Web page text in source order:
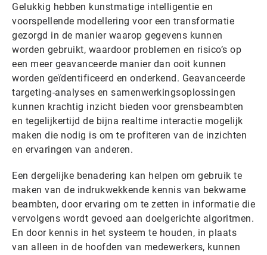
Gelukkig hebben kunstmatige intelligentie en
voorspellende modellering voor een transformatie
gezorgd in de manier waarop gegevens kunnen
worden gebruikt, waardoor problemen en risico’s op
een meer geavanceerde manier dan ooit kunnen
worden geïdentificeerd en onderkend. Geavanceerde
targeting-analyses en samenwerkingsoplossingen
kunnen krachtig inzicht bieden voor grensbeambten
en tegelijkertijd de bijna realtime interactie mogelijk
maken die nodig is om te profiteren van de inzichten
en ervaringen van anderen.
Een dergelijke benadering kan helpen om gebruik te
maken van de indrukwekkende kennis van bekwame
beambten, door ervaring om te zetten in informatie die
vervolgens wordt gevoed aan doelgerichte algoritmen.
En door kennis in het systeem te houden, in plaats
van alleen in de hoofden van medewerkers, kunnen